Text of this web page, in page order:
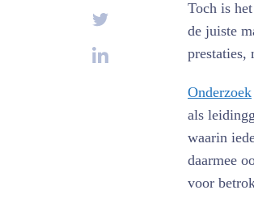
Toch is
de juiste
prestaties,
Onderzoek
als
waarin
daarmee
voor